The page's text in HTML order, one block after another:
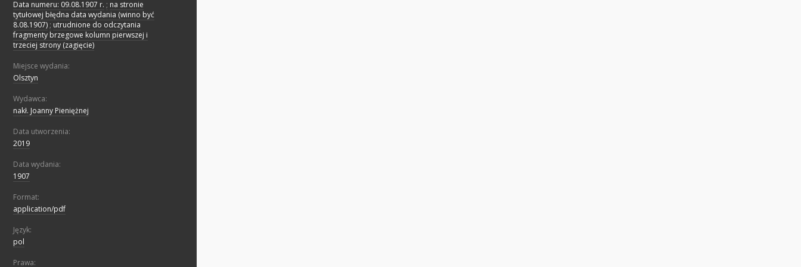
Data numeru: 09.08.1907 r. ; na stronie
tytułowej błędna data wydania (winno być
8.08.1907) ; utrudnione do odczytania
fragmenty brzegowe kolumn pierwszej i
trzeciej strony (zagięcie)
Miejsce wydania:
Olsztyn
Wydawca:
nakł. Joanny Pieniężnej
Data utworzenia:
2019
Data wydania:
1907
Format:
application/pdf
Język:
pol
Prawa: